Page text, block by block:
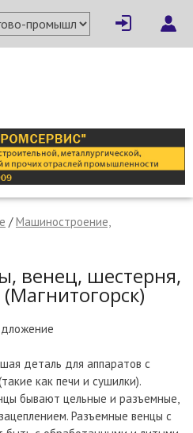
/Машиностроение,
венец, шестерня,
деталь для аппаратов с
как печи и сушилки).
бывают цельные и разъемные,
Разъемные венцы с
Написать поставщику
Отправить сообщение